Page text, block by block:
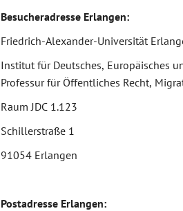
Besucheradresse Erlangen:
Friedrich-Alexander-Universität
Institut für Deutsches, Europäisches
Professur für Öffentliches Recht,
Raum JDC 1.123
Schillerstraße 1
91054 Erlangen
Postadresse Erlangen: